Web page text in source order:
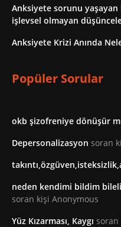
Anksiyete sorunu yaşayan
işlevsel olmayan
Anksiyete Krizi Anında
Popüler Sorular
okb şizofreniye dönüşür
Depersonalizasyon soran
neden kendimi bildim
soran kişi Anonymous
Yüz Kızarması, Kaygı soran